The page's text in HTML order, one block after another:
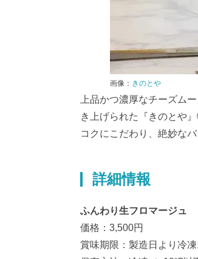
画像： きのとや
上品かつ濃厚なチーズム
き上げられた『きのとや
コクにこだわり、絶妙な
詳細情報
ふんわり生フロマージュ
価格：3,500円
賞味期限：製造日より冷凍